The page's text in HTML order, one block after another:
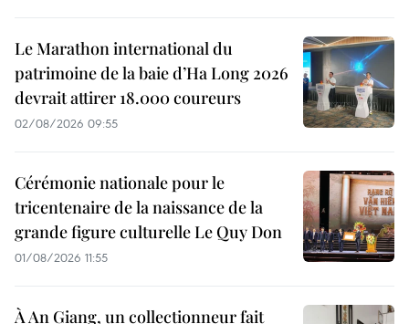
Le Marathon international du
patrimoine de la baie d’Ha Long 2026
devrait attirer 18.000 coureurs
02/08/2026 09:55
Cérémonie nationale pour le
tricentenaire de la naissance de la
grande figure culturelle Le Quy Don
01/08/2026 11:55
À An Giang, un collectionneur fait